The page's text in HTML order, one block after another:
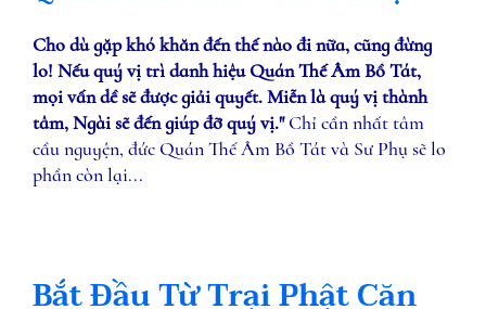
Cho dù gặp khó khăn đến thế nào đi nữa, cũng đừng
lo! Nếu quý vị trì danh hiệu Quán Thế Âm Bồ Tát,
mọi vấn dề sẽ được giải quyết. Miễn là quý vị thành
tâm, Ngài sẽ đến giúp đỡ quý vị."Chỉ cần nhất tâm
cầu nguyện, đức Quán Thế Âm Bồ Tát và Sư Phụ sẽ lo
phần còn lại...
Bắt Đầu Từ Trại Phật Căn